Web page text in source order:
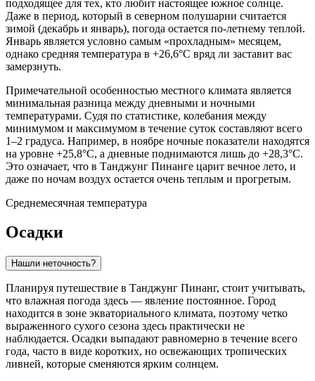
подходящее для тех, кто любит настоящее южное солнце.
Даже в период, который в северном полушарии считается
зимой (декабрь и январь), погода остается по-летнему теплой.
Январь является условно самым «прохладным» месяцем,
однако средняя температура в +26,6°C вряд ли заставит вас
замерзнуть.
Примечательной особенностью местного климата является
минимальная разница между дневными и ночными
температурами. Судя по статистике, колебания между
минимумом и максимумом в течение суток составляют всего
1–2 градуса. Например, в ноябре ночные показатели находятся
на уровне +25,8°C, а дневные поднимаются лишь до +28,3°C.
Это означает, что в Танджунг Пинанге царит вечное лето, и
даже по ночам воздух остается очень теплым и прогретым.
Среднемесячная температура
Осадки
Нашли неточность?
Планируя путешествие в Танджунг Пинанг, стоит учитывать,
что влажная погода здесь — явление постоянное. Город
находится в зоне экваториального климата, поэтому четко
выраженного сухого сезона здесь практически не
наблюдается. Осадки выпадают равномерно в течение всего
года, часто в виде коротких, но освежающих тропических
ливней, которые сменяются ярким солнцем.